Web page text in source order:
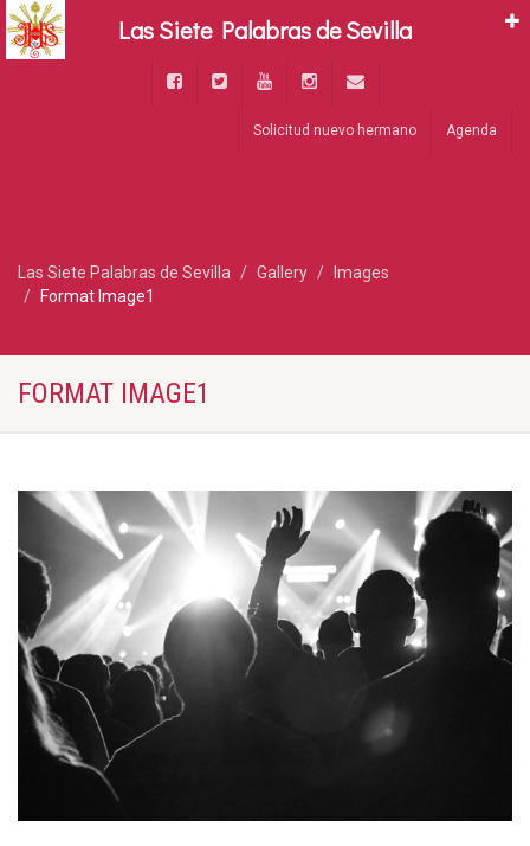
Solicitud nuevo hermano Agenda
Las Siete Palabras de Sevilla Gallery
Images
Format Image1
FORMAT IMAGE1
Las Siete Palabras de Sevilla